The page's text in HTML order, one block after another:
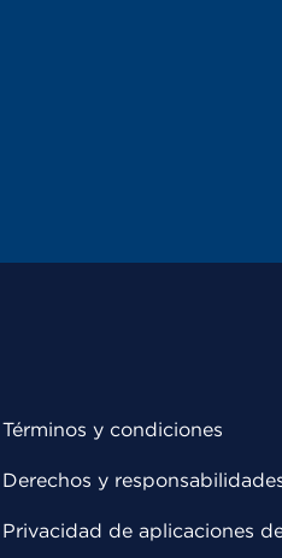
Términos y condiciones
Derechos y
Privacidad de aplicaciones